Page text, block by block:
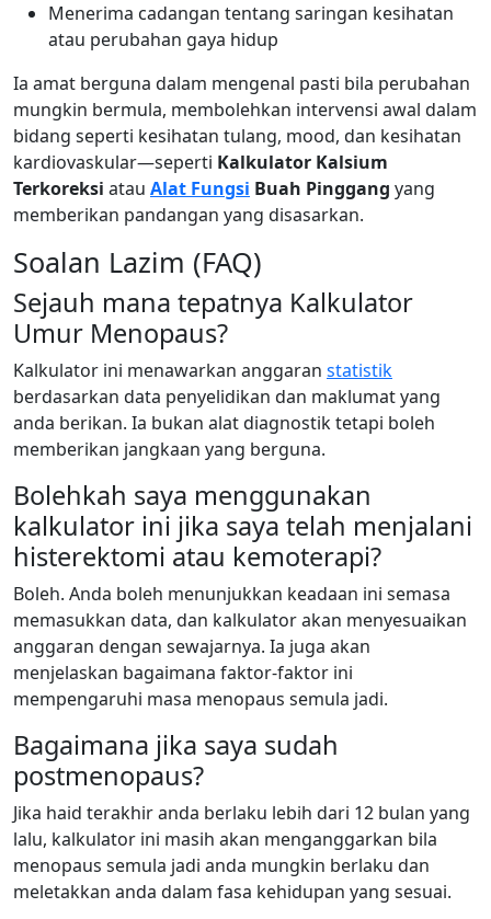
Menerima cadangan tentang saringan kesihatan
atau perubahan gaya hidup
Ia amat berguna dalam mengenal pasti bila perubahan
mungkin bermula, membolehkan intervensi awal dalam
bidang seperti kesihatan tulang, mood, dan kesihatan
kardiovaskular—seperti Kalkulator Kalsium
Terkoreksi atau Alat Fungsi Buah Pinggang yang
memberikan pandangan yang disasarkan.
Soalan Lazim (FAQ)
Sejauh mana tepatnya Kalkulator
Umur Menopaus?
Kalkulator ini menawarkan anggaran statistik
berdasarkan data penyelidikan dan maklumat yang
anda berikan. Ia bukan alat diagnostik tetapi boleh
memberikan jangkaan yang berguna.
Bolehkah saya menggunakan
kalkulator ini jika saya telah menjalani
histerektomi atau kemoterapi?
Boleh. Anda boleh menunjukkan keadaan ini semasa
memasukkan data, dan kalkulator akan menyesuaikan
anggaran dengan sewajarnya. Ia juga akan
menjelaskan bagaimana faktor-faktor ini
mempengaruhi masa menopaus semula jadi.
Bagaimana jika saya sudah
postmenopaus?
Jika haid terakhir anda berlaku lebih dari 12 bulan yang
lalu, kalkulator ini masih akan menganggarkan bila
menopaus semula jadi anda mungkin berlaku dan
meletakkan anda dalam fasa kehidupan yang sesuai.